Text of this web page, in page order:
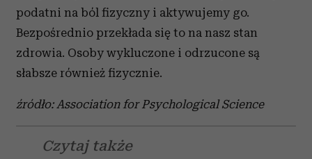
podatni na ból fizyczny i aktywujemy go.
Bezpośrednio przekłada się to na nasz stan
zdrowia. Osoby wykluczone i odrzucone są
słabsze również fizycznie.
źródło: Association for Psychological Science
Czytaj także